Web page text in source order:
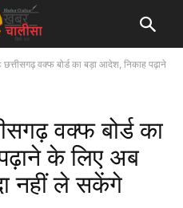
वक्फ बोर्ड का बड़ा आदेश, निकाह पढ़ाने
वक्फ बोर्ड का
के लिए अब
नहीं ले सकेंगे